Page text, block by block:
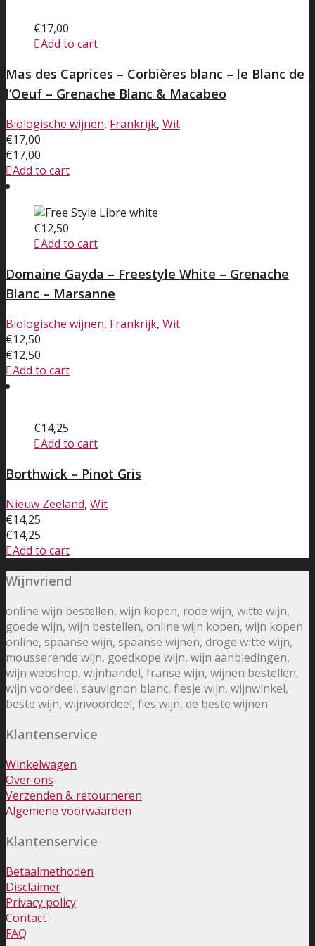
€17,00
Add to cart
Mas des Caprices – Corbières blanc – le Blanc de
l’Oeuf – Grenache Blanc & Macabeo
Biologische wijnen, Frankrijk, Wit
€17,00
€17,00
Add to cart
€12,50
Add to cart
Domaine Gayda – Freestyle White – Grenache
Blanc – Marsanne
Biologische wijnen, Frankrijk, Wit
€12,50
€12,50
Add to cart
€14,25
Add to cart
Borthwick – Pinot Gris
Nieuw Zeeland, Wit
€14,25
€14,25
Add to cart
Wijnvriend
online wijn bestellen, wijn kopen, rode wijn, witte wijn,
goede wijn, wijn bestellen, online wijn kopen, wijn kopen
online, spaanse wijn, spaanse wijnen, droge witte wijn,
mousserende wijn, goedkope wijn, wijn aanbiedingen,
wijn webshop, wijnhandel, franse wijn, wijnen bestellen,
wijn voordeel, sauvignon blanc, flesje wijn, wijnwinkel,
beste wijn, wijnvoordeel, fles wijn, de beste wijnen
Klantenservice
Winkelwagen
Over ons
Verzenden & retourneren
Algemene voorwaarden
Klantenservice
Betaalmethoden
Disclaimer
Privacy policy
Contact
FAQ